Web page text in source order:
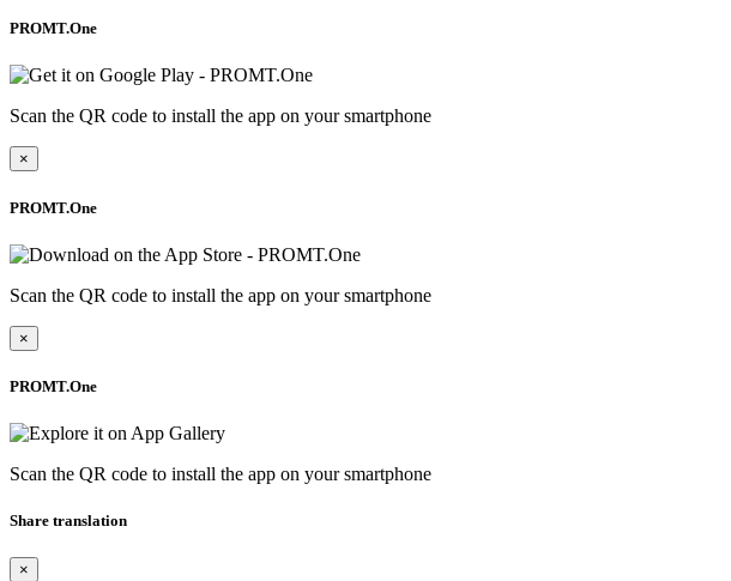
PROMT.One
Scan the QR code to install the app on your smartphone
×
PROMT.One
Scan the QR code to install the app on your smartphone
×
PROMT.One
Scan the QR code to install the app on your smartphone
Share translation
×